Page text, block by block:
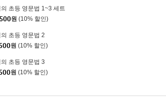
의 초등 영문법 1~3 세트
원 (10% 할인)
의 초등 영문법 2
원 (10% 할인)
의 초등 영문법 3
원 (10% 할인)